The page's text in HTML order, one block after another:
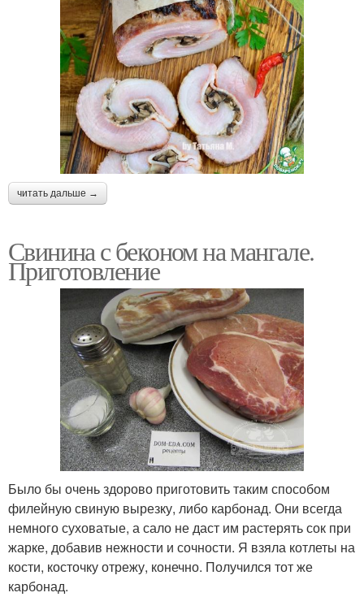
читать дальше →
Свинина с беконом на мангале.
Приготовление
Было бы очень здорово приготовить таким способом
филейную свиную вырезку, либо карбонад. Они всегда
немного суховатые, а сало не даст им растерять сок при
жарке, добавив нежности и сочности. Я взяла котлеты на
кости, косточку отрежу, конечно. Получился тот же
карбонад.